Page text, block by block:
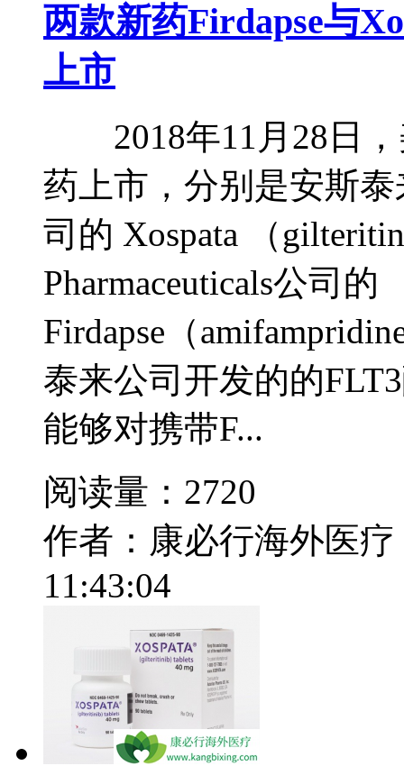
两款新药Firdapse与
上市
2018年11月28日，
药上市，分别是安斯泰
司的 Xospata （
Pharmaceuticals公司的
Firdapse（
泰来公司开发的的
能够对携带F...
阅读量：2720
作者：康必行海外医疗
11:43:04